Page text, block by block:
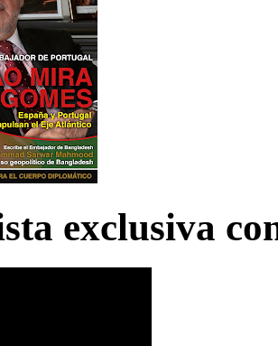
exclusiva